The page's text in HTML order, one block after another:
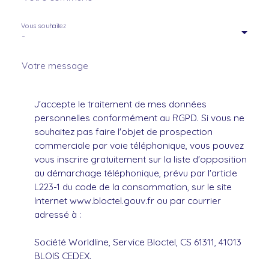
-
Vous souhaitez
Votre message
J'accepte le traitement de mes données
personnelles conformément au RGPD. Si vous ne
souhaitez pas faire l'objet de prospection
commerciale par voie téléphonique, vous pouvez
vous inscrire gratuitement sur la liste d'opposition
au démarchage téléphonique, prévu par l'article
L223-1 du code de la consommation, sur le site
Internet www.bloctel.gouv.fr ou par courrier
adressé à :
Société Worldline, Service Bloctel, CS 61311, 41013
BLOIS CEDEX.